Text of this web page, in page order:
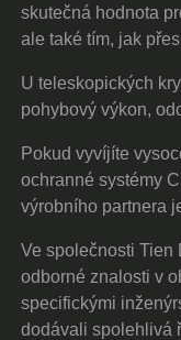
skutečná hodnota
ale také tím, jak
U teleskopických
pohybový výkon,
Pokud vyvíjíte
ochranné systémy
výrobního partnera
Ve společnosti Tien
odborné znalosti v
specifickými
dodávali spolehlivá